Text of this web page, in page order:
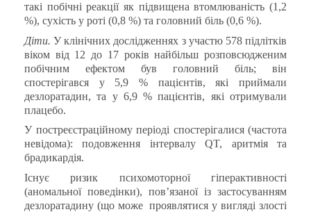
такі побічні реакції як підвищена втомлюваність (1,2
%), сухість у роті (0,8 %) та головний біль (0,6 %).
Діти. У клінічних дослідженнях з участю 578 підлітків
віком від 12 до 17 років найбільш розповсюдженим
побічним ефектом був головний біль; він
спостерігався у 5,9 % пацієнтів, які приймали
дезлоратадин, та у 6,9 % пацієнтів, які отримували
плацебо.
У постреєстраційному періоді спостерігалися (частота
невідома): подовження інтервалу QT, аритмія та
брадикардія.
Існує ризик психомоторної гіперактивності
(аномальної поведінки), пов’язаної із застосуванням
дезлоратадину (що може проявлятися у вигляді злості